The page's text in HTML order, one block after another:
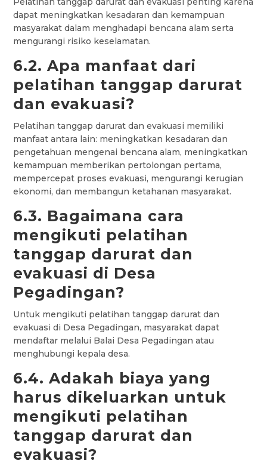
dapat meningkatkan kesadaran dan kemampuan
masyarakat dalam menghadapi bencana alam serta
mengurangi risiko keselamatan.
6.2. Apa manfaat dari
pelatihan tanggap darurat
dan evakuasi?
Pelatihan tanggap darurat dan evakuasi memiliki
manfaat antara lain: meningkatkan kesadaran dan
pengetahuan mengenai bencana alam, meningkatkan
kemampuan memberikan pertolongan pertama,
mempercepat proses evakuasi, mengurangi kerugian
ekonomi, dan membangun ketahanan masyarakat.
6.3. Bagaimana cara
mengikuti pelatihan
tanggap darurat dan
evakuasi di Desa
Pegadingan?
Untuk mengikuti pelatihan tanggap darurat dan
evakuasi di Desa Pegadingan, masyarakat dapat
mendaftar melalui Balai Desa Pegadingan atau
menghubungi kepala desa.
6.4. Adakah biaya yang
harus dikeluarkan untuk
mengikuti pelatihan
tanggap darurat dan
evakuasi?